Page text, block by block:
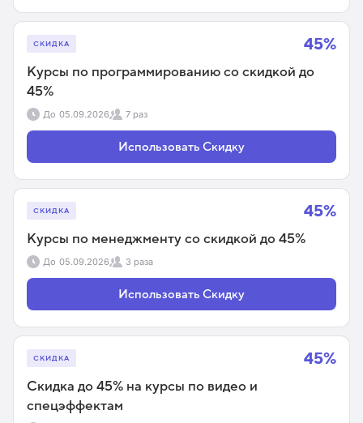
45%
СКИДКА
Курсы по программированию со скидкой до
45%
До 05.09.2026 7 раз
Использовать Скидку
45%
СКИДКА
Курсы по менеджменту со скидкой до 45%
До 05.09.2026 3 раза
Использовать Скидку
45%
СКИДКА
Скидка до 45% на курсы по видео и
спецэффектам